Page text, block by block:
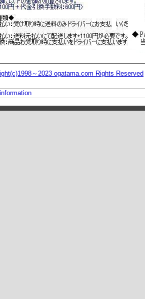
～2023 ogatama.com Rights Reserved